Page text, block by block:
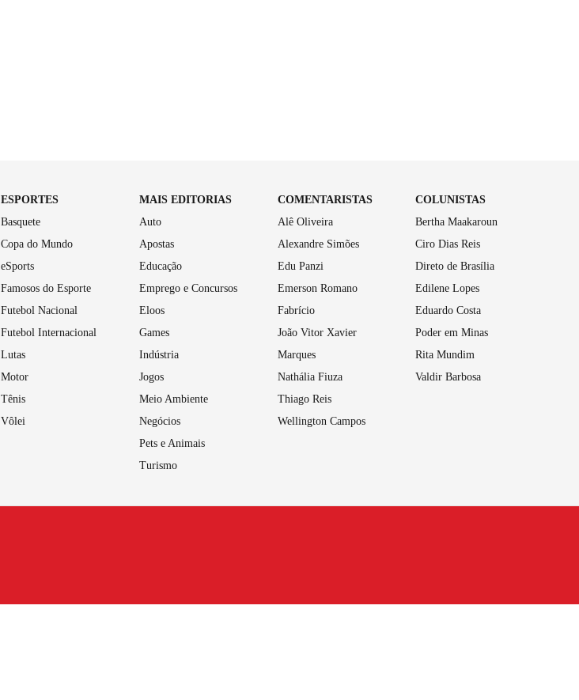
ESPORTES
Basquete
Copa do Mundo
eSports
Famosos do Esporte
Futebol Nacional
Futebol Internacional
Lutas
Motor
Tênis
Vôlei
MAIS EDITORIAS
Auto
Apostas
Educação
Emprego e Concursos
Eloos
Games
Indústria
Jogos
Meio Ambiente
Negócios
Pets e Animais
Turismo
COMENTARISTAS
Alê Oliveira
Alexandre Simões
Edu Panzi
Emerson Romano
Fabrício
João Vitor Xavier
Marques
Nathália Fiuza
Thiago Reis
Wellington Campos
COLUNISTAS
Bertha Maakaroun
Ciro Dias Reis
Direto de Brasília
Edilene Lopes
Eduardo Costa
Poder em Minas
Rita Mundim
Valdir Barbosa